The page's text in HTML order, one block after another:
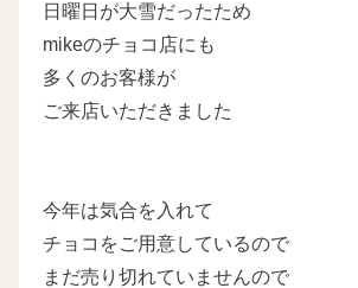
日曜日が大雪だったため
mikeのチョコ店にも
多くのお客様が
ご来店いただきました
今年は気合を入れて
チョコをご用意しているので
まだ売り切れていませんので